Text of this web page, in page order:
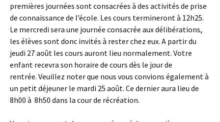
premières journées sont consacrées à des activités de prise
de connaissance de l’école. Les cours termineront à 12h25.
Le mercredi sera une journée consacrée aux délibérations,
les élèves sont donc invités à rester chez eux. A partir du
jeudi 27 août les cours auront lieu normalement. Votre
enfant recevra son horaire de cours dès le jour de
rentrée. Veuillez noter que nous vous convions également à
un petit déjeuner le mardi 25 août. Ce dernier aura lieu de
8h00 à 8h50 dans la cour de récréation.